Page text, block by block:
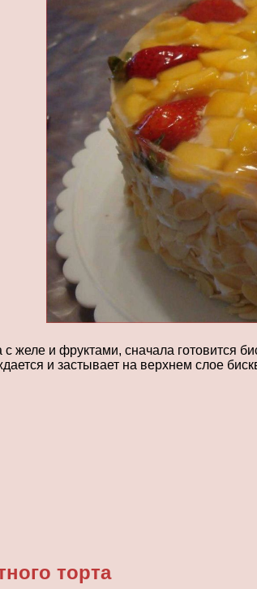
желе и фруктами, сначала готовится
и застывает на верхнем слое
торта